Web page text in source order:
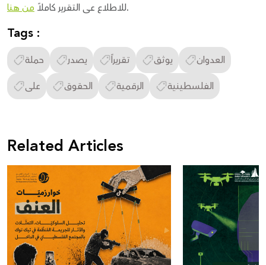
للاطلاع عى التقرير كاملاً من هنا .
Tags :
حملة يصدر تقريراً يوثق
العدوان
على
الحقوق الرقمية الفلسطينية
Related Articles